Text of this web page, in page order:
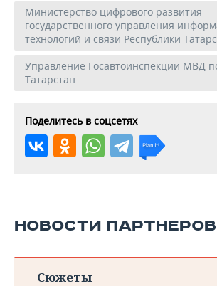
Министерство цифрового развития
государственного управления
технологий и связи Республики
Управление Госавтоинспекции МВД
Татарстан
Поделитесь в соцсетях
НОВОСТИ ПАРТНЕРОВ
Сюжеты